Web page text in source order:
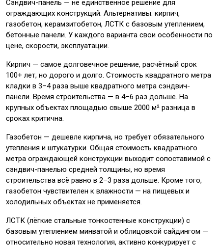
Сэндвич-панель — не единственное решение для
ограждающих конструкций. Альтернативы: кирпич,
газобетон, керамзитобетон, ЛСТК с базовым утеплением,
бетонные панели. У каждого варианта свои особенности по
цене, скорости, эксплуатации.
Кирпич — самое долговечное решение, расчётный срок
100+ лет, но дорого и долго. Стоимость квадратного метра
кладки в 3–4 раза выше квадратного метра сэндвич-
панели. Время строительства — в 4–6 раз дольше. На
крупных объектах площадью свыше 2000 м² разница в
сроках критична.
Газобетон — дешевле кирпича, но требует обязательного
утепления и штукатурки. Общая стоимость квадратного
метра ограждающей конструкции выходит сопоставимой с
сэндвич-панелью средней толщины, но время
строительства всё равно в 2–3 раза дольше. Кроме того,
газобетон чувствителен к влажности — на пищевых и
холодильных объектах не применяется.
ЛСТК (лёгкие стальные тонкостенные конструкции) с
базовым утеплением минватой и облицовкой сайдингом —
относительно новая технология, активно конкурирует с